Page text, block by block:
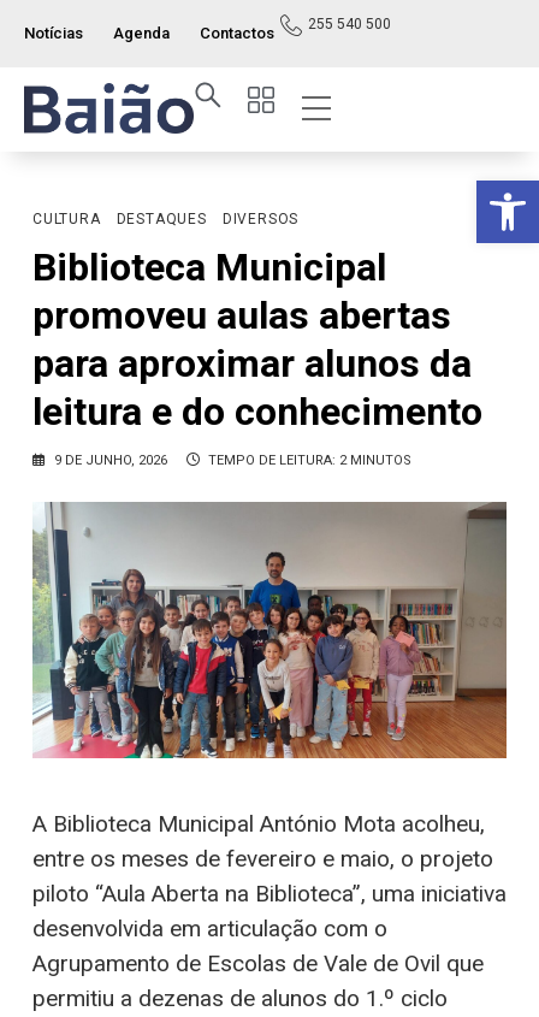
Notícias Agenda Contactos 255 540 500
CULTURA DESTAQUES DIVERSOS
Biblioteca Municipal
promoveu aulas abertas
para aproximar alunos da
leitura e do conhecimento
9 DE JUNHO, 2026 TEMPO DE LEITURA: 2 MINUTOS
A Biblioteca Municipal António Mota acolheu,
entre os meses de fevereiro e maio, o projeto
piloto “Aula Aberta na Biblioteca”, uma iniciativa
desenvolvida em articulação com o
Agrupamento de Escolas de Vale de Ovil que
permitiu a dezenas de alunos do 1.º ciclo